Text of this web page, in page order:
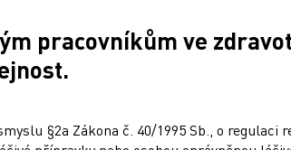
příznaky. Byly
pracovníkům ve
§2a Zákona č. 40/1995 Sb., o regulaci